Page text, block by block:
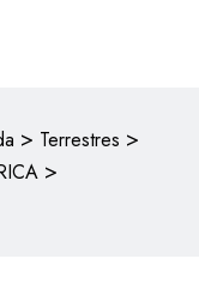
> Terrestres >
>